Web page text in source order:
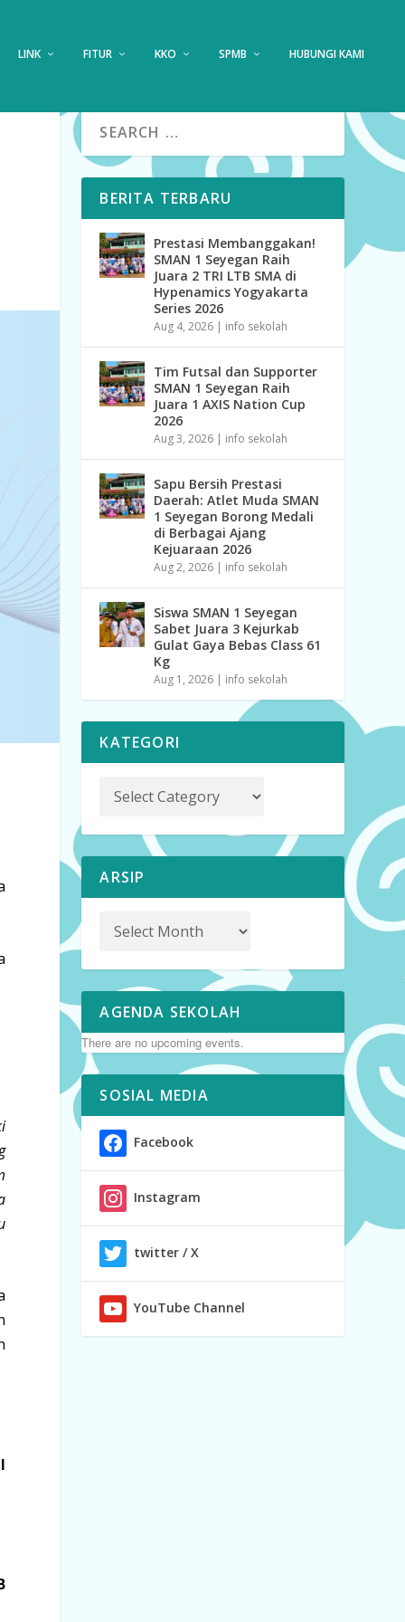
LINK FITUR KKO SPMB HUBUNGI KAMI
BERITA TERBARU
Prestasi Membanggakan!
SMAN 1 Seyegan Raih
Juara 2 TRI LTB SMA di
Hypenamics Yogyakarta
Series 2026
Aug 4, 2026 | info sekolah
Tim Futsal dan Supporter
SMAN 1 Seyegan Raih
Juara 1 AXIS Nation Cup
2026
Aug 3, 2026 | info sekolah
Sapu Bersih Prestasi
Daerah: Atlet Muda SMAN
1 Seyegan Borong Medali
di Berbagai Ajang
Kejuaraan 2026
Aug 2, 2026 | info sekolah
Siswa SMAN 1 Seyegan
Sabet Juara 3 Kejurkab
Gulat Gaya Bebas Class 61
Kg
Aug 1, 2026 | info sekolah
KATEGORI
ARSIP
AGENDA SEKOLAH
There are no upcoming events.
SOSIAL MEDIA
Facebook
Instagram
twitter / X
YouTube Channel